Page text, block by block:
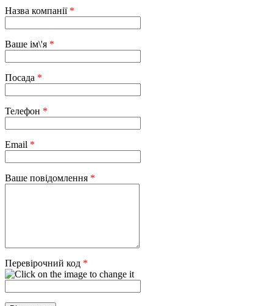
Назва компанії *
Ваше ім\'я *
Посада *
Телефон *
Email *
Ваше повідомлення *
Перевірочний код *